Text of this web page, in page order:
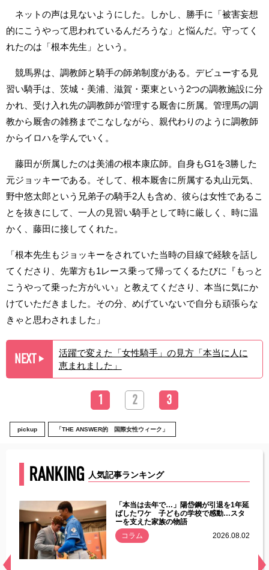
ネットの声は見ないようにした。しかし、勝手に「被害妄想
的にこうやって思われているんだろうな」と悩んだ。守ってく
れたのは「根本先生」という。
競馬界は、調教師と騎手の師弟制度がある。デビューする見
習い騎手は、茨城・美浦、滋賀・栗東という2つの調教施設に分
かれ、受け入れ先の調教師が管理する厩舎に所属。管理馬の調
教から厩舎の雑務までこなしながら、親代わりのように調教師
からイロハを学んでいく。
藤田が所属したのは美浦の根本康広師。自身もG1を3勝した
元ジョッキーである。そして、根本厩舎に所属する丸山元気、
野中悠太郎という兄弟子の騎手2人も含め、彼らは女性であるこ
とを抜きにして、一人の見習い騎手として時に厳しく、時に温
かく、藤田に接してくれた。
「根本先生もジョッキーをされていた当時の目線で経験を話し
てくださり、先輩方も1レース乗って帰ってくるたびに『もっと
こうやって乗った方がいい』と教えてくださり、本当に気にか
けていただきました。その分、めげていないで自分も頑張らな
きゃと思わされました」
NEXT ▶︎
活躍で変えた「女性騎手」の見方「本当に人に
恵まれました」
1 2 3
pickup 「THE ANSWER的 国際女性ウィーク」
RANKING 人気記事ランキング
「本当は去年で…」陽岱鋼が引退を1年延
ばしたワケ 子どもの学校で感動…スタ
ーを支えた家族の物語
コラム
2026.08.02